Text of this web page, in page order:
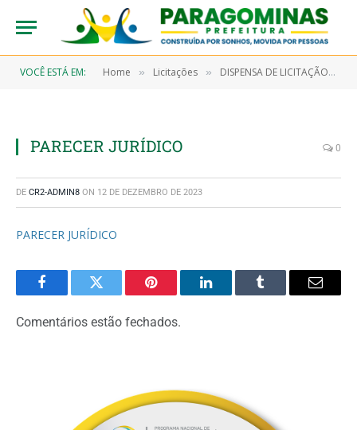
VOCÊ ESTÁ EM: Home » Licitações » DISPENSA DE LICITAÇÃO N° 7/2022-00059 (AQUISIÇÃO DE GÊNEROS ALIMENTÍCIOS E GÁS ENGARRAFADO OBJETIVANDO ATENDER A SECRETARIA MUNICIPAL DE SAÚDE E SEUS PROGRAMAS, HOSPITAL MUNICIPAL E UNIDADE DE PRONTO ATENDIMENTO)
PARECER JURÍDICO 0
DE CR2-ADMIN8 ON 12 DE DEZEMBRO DE 2023
PARECER JURÍDICO
FacebookTwitter Pinterest LinkedInTumblr Email
Comentários estão fechados.